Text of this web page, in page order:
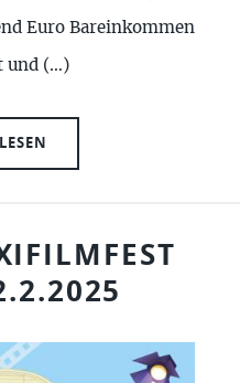
Euro Bareinkommen
und (…)